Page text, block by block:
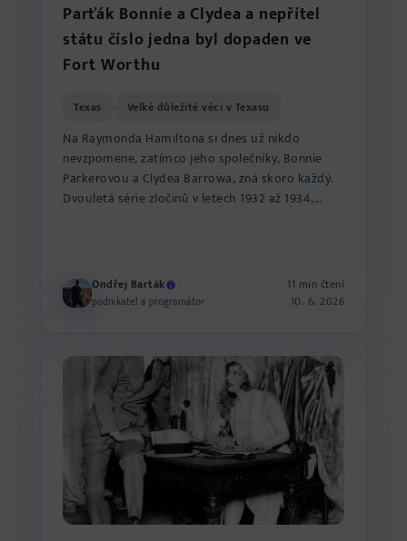
Parťák Bonnie a Clydea a nepřítel
státu číslo jedna byl dopaden ve
Fort Worthu
Texas Velké důležité věci v Texasu
Na Raymonda Hamiltona si dnes už nikdo
nevzpomene, zatímco jeho společníky, Bonnie
Parkerovou a Clydea Barrowa, zná skoro každý.
Dvouletá série zločinů v letech 1932 až 1934,
Ondřej Barták
podnikatel a programátor
11 min čtení
10. 6. 2026